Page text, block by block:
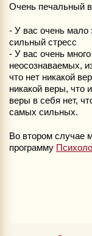
Очень печальный
- У вас очень мало
сильный стресс
- У вас очень
неосознаваемых,
что нет никакой
никакой веры, что
веры в себя нет,
самых сильных.
Во втором случае
программу